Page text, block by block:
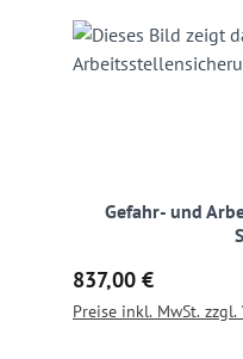
Gefahr- und
Regulärer Preis:
837,00 €
Preise inkl. MwSt. zzgl.